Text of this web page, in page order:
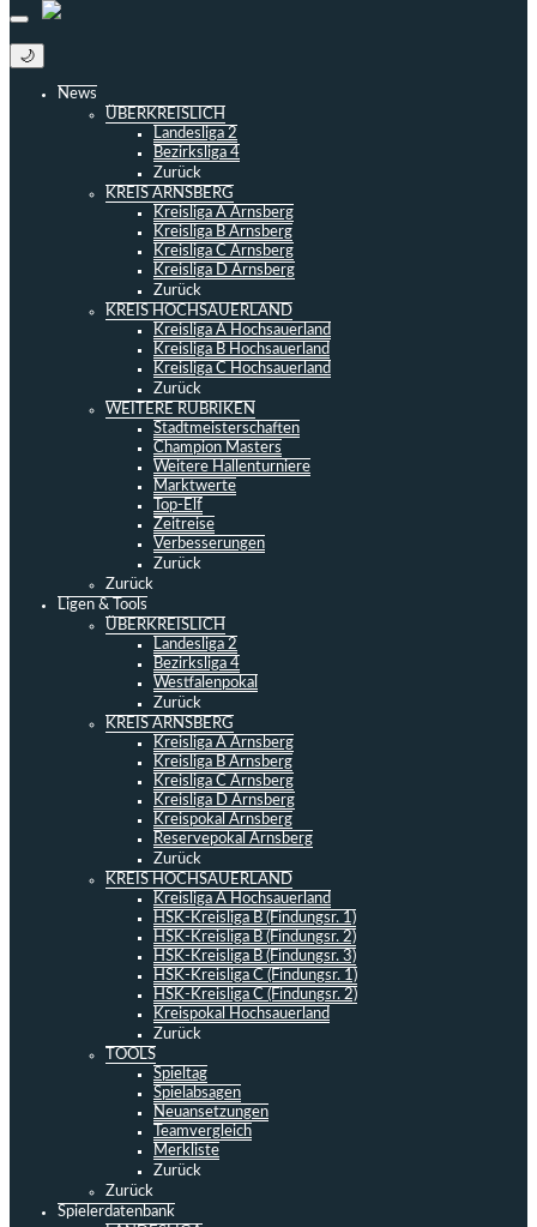
🌙
News
ÜBERKREISLICH
Landesliga 2
Bezirksliga 4
Zurück
KREIS ARNSBERG
Kreisliga A Arnsberg
Kreisliga B Arnsberg
Kreisliga C Arnsberg
Kreisliga D Arnsberg
Zurück
KREIS HOCHSAUERLAND
Kreisliga A Hochsauerland
Kreisliga B Hochsauerland
Kreisliga C Hochsauerland
Zurück
WEITERE RUBRIKEN
Stadtmeisterschaften
Champion Masters
Weitere Hallenturniere
Marktwerte
Top-Elf
Zeitreise
Verbesserungen
Zurück
Zurück
Ligen & Tools
ÜBERKREISLICH
Landesliga 2
Bezirksliga 4
Westfalenpokal
Zurück
KREIS ARNSBERG
Kreisliga A Arnsberg
Kreisliga B Arnsberg
Kreisliga C Arnsberg
Kreisliga D Arnsberg
Kreispokal Arnsberg
Reservepokal Arnsberg
Zurück
KREIS HOCHSAUERLAND
Kreisliga A Hochsauerland
HSK-Kreisliga B (Findungsr. 1)
HSK-Kreisliga B (Findungsr. 2)
HSK-Kreisliga B (Findungsr. 3)
HSK-Kreisliga C (Findungsr. 1)
HSK-Kreisliga C (Findungsr. 2)
Kreispokal Hochsauerland
Zurück
TOOLS
Spieltag
Spielabsagen
Neuansetzungen
Teamvergleich
Merkliste
Zurück
Zurück
Spielerdatenbank